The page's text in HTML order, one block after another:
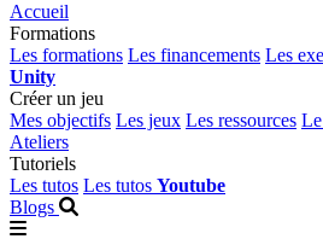
Accueil
Formations
Les formations Les financements Les
Unity
Créer un jeu
Mes objectifs Les jeux Les ressources
Ateliers
Tutoriels
Les tutos Les tutos Youtube
Blogs